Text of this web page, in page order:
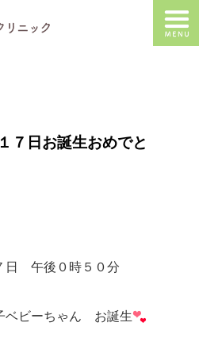
７日お誕生おめでと
日 午後０時５０分
ベビーちゃん お誕生